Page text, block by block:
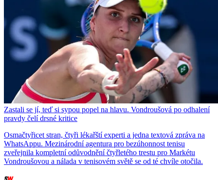
Zastali se jí, teď si sypou popel na hlavu. Vondroušová po odhalení
pravdy čelí drsné kritice
Osmačtyřicet stran, čtyři lékařští experti a jedna textová zpráva na
WhatsAppu. Mezinárodní agentura pro bezúhonnost tenisu
zveřejnila kompletní odůvodnění čtyřletého trestu pro Markétu
Vondroušovou a nálada v tenisovém světě se od té chvíle otočila.